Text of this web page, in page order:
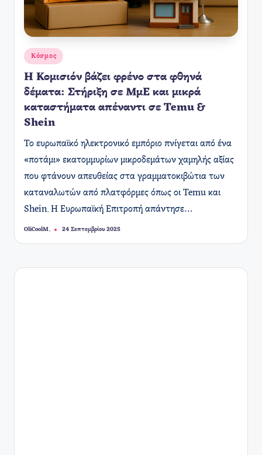
Αναρτήθηκε
σε
Κόσμος
Η Κομισιόν βάζει φρένο στα φθηνά
δέματα: Στήριξη σε ΜμΕ και μικρά
καταστήματα απέναντι σε Temu &
Shein
Το ευρωπαϊκό ηλεκτρονικό εμπόριο πνίγεται από ένα
«ποτάμι» εκατομμυρίων μικροδεμάτων χαμηλής αξίας
που φτάνουν απευθείας στα γραμματοκιβώτια των
καταναλωτών από πλατφόρμες όπως οι Temu και
Shein. Η Ευρωπαϊκή Επιτροπή απάντησε…
Συγγραφέας:
OliCoolM. 24 Σεπτεμβρίου 2025